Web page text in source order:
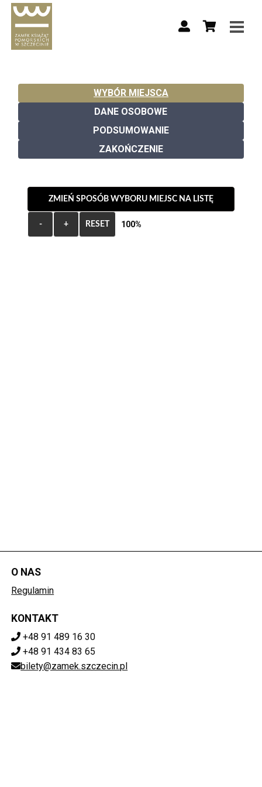
WYBÓR MIEJSCA
DANE OSOBOWE
PODSUMOWANIE
ZAKOŃCZENIE
ZMIEŃ SPOSÓB WYBORU MIEJSC NA LISTĘ
- + RESET 100%
O NAS
Regulamin
KONTAKT
+48 91 489 16 30
+48 91 434 83 65
bilety@zamek.szczecin.pl